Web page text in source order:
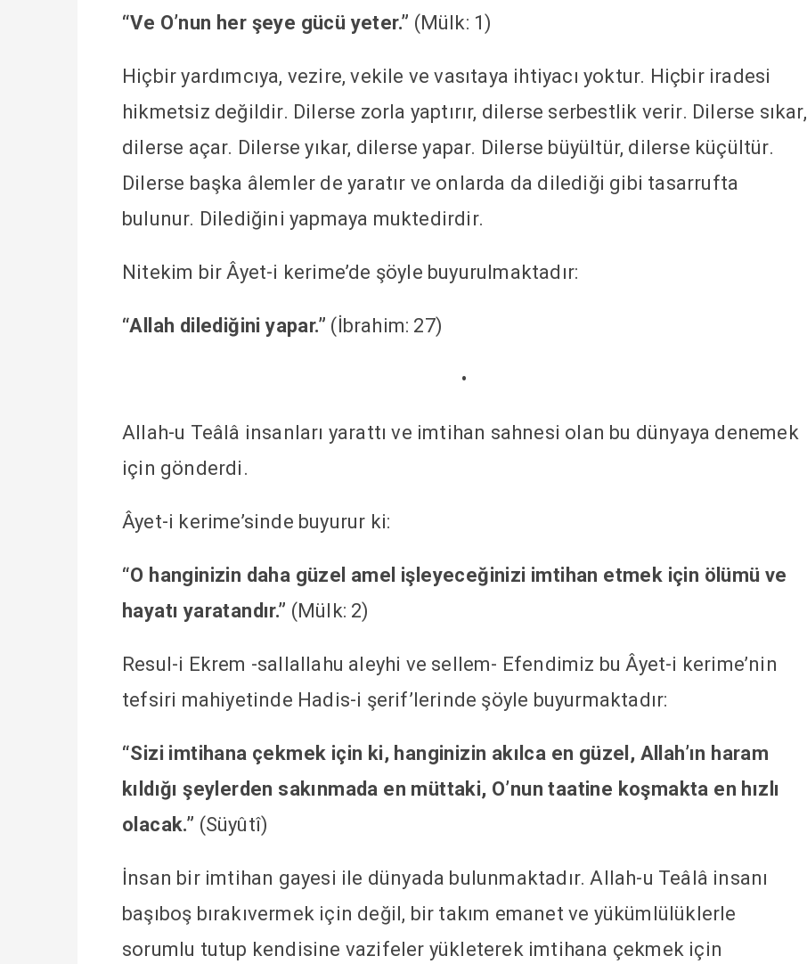
“Ve O’nun her şeye gücü yeter.” (Mülk: 1)
Hiçbir yardımcıya, vezire, vekile ve vasıtaya ihtiyacı yoktur. Hiçbir iradesi
hikmetsiz değildir. Dilerse zorla yaptırır, dilerse serbestlik verir. Dilerse sıkar,
dilerse açar. Dilerse yıkar, dilerse yapar. Dilerse büyültür, dilerse küçültür.
Dilerse başka âlemler de yaratır ve onlarda da dilediği gibi tasarrufta
bulunur. Dilediğini yapmaya muktedirdir.
Nitekim bir Âyet-i kerime’de şöyle buyurulmaktadır:
“Allah dilediğini yapar.” (İbrahim: 27)
•
Allah-u Teâlâ insanları yarattı ve imtihan sahnesi olan bu dünyaya denemek
için gönderdi.
Âyet-i kerime’sinde buyurur ki:
“O hanginizin daha güzel amel işleyeceğinizi imtihan etmek için ölümü ve
hayatı yaratandır.” (Mülk: 2)
Resul-i Ekrem -sallallahu aleyhi ve sellem- Efendimiz bu Âyet-i kerime’nin
tefsiri mahiyetinde Hadis-i şerif’lerinde şöyle buyurmaktadır:
“Sizi imtihana çekmek için ki, hanginizin akılca en güzel, Allah’ın haram
kıldığı şeylerden sakınmada en müttaki, O’nun taatine koşmakta en hızlı
olacak.” (Süyûtî)
İnsan bir imtihan gayesi ile dünyada bulunmaktadır. Allah-u Teâlâ insanı
başıboş bırakıvermek için değil, bir takım emanet ve yükümlülüklerle
sorumlu tutup kendisine vazifeler yükleterek imtihana çekmek için